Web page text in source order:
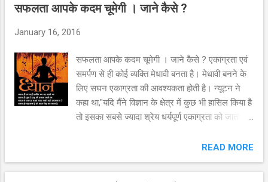
दवाई है। ये आपको एक सफल व्यक्ति बनाती है। अब्दुल
लोग लोग रिकॉर्ड तोड़ देते हैं| Shiv Khera देश का सबसे
है। अब्दुल कलाम आप अपना भविष्य नहीं बदल सकते पर
आप अपनी आदते बदल सकते है और निश्चित रूप से
आपकी आदते आपका भविष्य बदल देगी। अब्दुल कलाम
अगर आप सोचते हैं कि आप कर सकते हैं, तो आप कर
सकते हैं| अगर आप सोचते हैं कि आप नहीं कर सकते हैं, तो
फिर भी मैं हूँ| मैं सबकुछ नहीं कर सकती, लेकिन...
सफलता आपके कदम चूमेगी । जाने कैसे ?
January 16, 2016
सफलता आपके कदम चूमेगी । जाने कैसे ? एकाग्रता एवं
समर्पण से ही कोई व्यक्ति मेधावी बनता है। मेधावी बनने के
लिए सघन एकाग्रता की आवश्यकता होती है। न्यूटन ने
कहा था,"यदि मैंने विज्ञान के क्षेत्र में कुछ भी हासिल किया है
तो इसका सबसे ज्यादा श्रेय धर्यपूर्ण एकाग्रता को जाता
उपलब्धियां चाहे वह कला, विज्ञान, साहित्य या सैन्य क्षेत्र में
हों, ये सभी एकाग्रता कीशक्ति पर आधारित हैं। एकाग्रता
का मतलब है किसी व्यक्ति की सारी शारीरिक एवं मानसिक
READ MORE